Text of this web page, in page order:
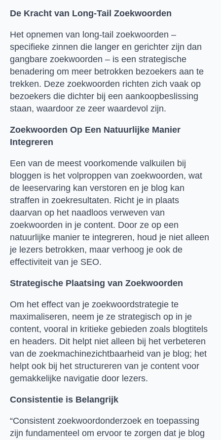
De Kracht van Long-Tail Zoekwoorden
Het opnemen van long-tail zoekwoorden –
specifieke zinnen die langer en gerichter zijn dan
gangbare zoekwoorden – is een strategische
benadering om meer betrokken bezoekers aan te
trekken. Deze zoekwoorden richten zich vaak op
bezoekers die dichter bij een aankoopbeslissing
staan, waardoor ze zeer waardevol zijn.
Zoekwoorden Op Een Natuurlijke Manier
Integreren
Een van de meest voorkomende valkuilen bij
bloggen is het volproppen van zoekwoorden, wat
de leeservaring kan verstoren en je blog kan
straffen in zoekresultaten. Richt je in plaats
daarvan op het naadloos verweven van
zoekwoorden in je content. Door ze op een
natuurlijke manier te integreren, houd je niet alleen
je lezers betrokken, maar verhoog je ook de
effectiviteit van je SEO.
Strategische Plaatsing van Zoekwoorden
Om het effect van je zoekwoordstrategie te
maximaliseren, neem je ze strategisch op in je
content, vooral in kritieke gebieden zoals blogtitels
en headers. Dit helpt niet alleen bij het verbeteren
van de zoekmachinezichtbaarheid van je blog; het
helpt ook bij het structureren van je content voor
gemakkelijke navigatie door lezers.
Consistentie is Belangrijk
“Consistent zoekwoordonderzoek en toepassing
zijn fundamenteel om ervoor te zorgen dat je blog